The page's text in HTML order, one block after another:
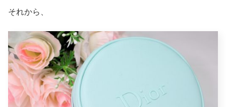
それから、